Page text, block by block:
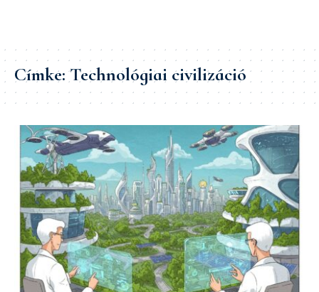
Címke:Technológiai civilizáció